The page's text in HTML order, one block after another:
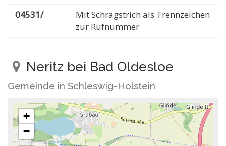
04531/
Mit Schrägstrich als Trennzeichen
zur Rufnummer
Neritz bei Bad Oldesloe
Gemeinde in Schleswig-Holstein
+
−